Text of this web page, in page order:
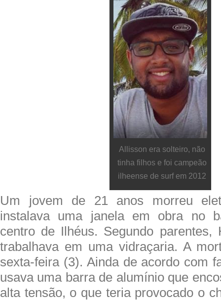
Allisson era solteiro, não
tinha filhos e foi campeão
ilheense de surf em 2012
Um jovem de 21 anos morreu
instalava uma janela em obra no
centro de Ilhéus. Segundo parentes,
trabalhava em uma vidraçaria. A
sexta-feira (3). Ainda de acordo com
usava uma barra de alumínio que
alta tensão, o que teria provocado o